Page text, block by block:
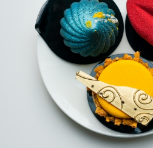
В Петербурге
Sokol Coffee, где на
рисуют портреты
В одном заведении